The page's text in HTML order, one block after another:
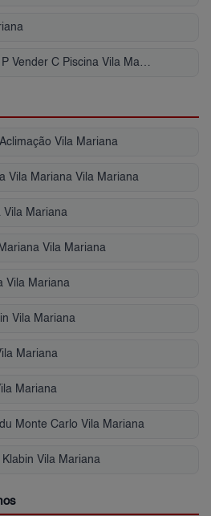
Condomínio Fechado P Vender C Piscina Vila Mariana
Vila Mariana
Vila Mariana Vila Mariana
Vila Mariana
Vila Mariana
Vila Mariana
Vila Mariana
Mariana
Mariana
Monte Carlo Vila Mariana
Vila Mariana